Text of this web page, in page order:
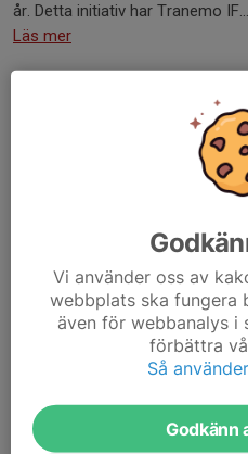
år. Detta initiativ har Tranemo IF...
Läs mer
Dragning
0
Tranemo IF's föreningslotteri är
IF Skidor och Tranemo IF
Grattis till årets alla vinnare och...
Läs mer
Dragning
Tranemo IF's föreningslotteri är
IF Skidor och Tranemo IF
Vi använder oss av
webbplats ska fungera
även för webbanalys i
förbättra
Så
Godkänn